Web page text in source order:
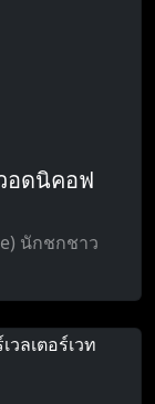
อดนิคอฟ
นักชกชาว